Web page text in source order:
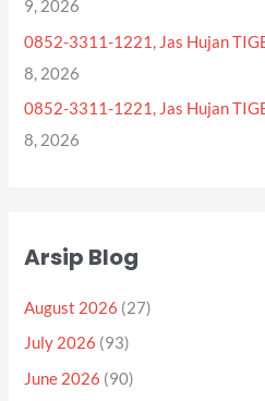
9, 2026
0852-3311-1221, Jas Hujan
8, 2026
0852-3311-1221, Jas Hujan
8, 2026
Arsip Blog
August 2026 (27)
July 2026 (93)
June 2026 (90)